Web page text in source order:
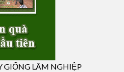
GIỐNG LÂM NGHIỆP